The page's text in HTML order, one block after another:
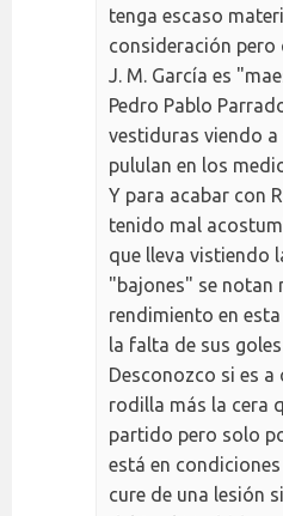
tenga escaso
consideración pero
J. M. García es
Pedro Pablo
vestiduras viendo
pululan en los
Y para acabar con
tenido mal
que lleva vistiendo
"bajones" se notan
rendimiento en
la falta de sus
Desconozco si es
rodilla más la cera
partido pero solo
está en
cure de una lesión